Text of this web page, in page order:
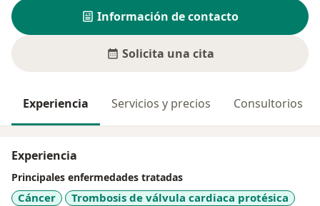
Información de contacto
Solicita una cita
Experiencia Servicios y precios Consultorios
Experiencia
Principales enfermedades tratadas
Cáncer
Trombosis de válvula cardiaca protésica